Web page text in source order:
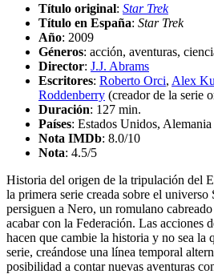
Título original: Star Trek
Título en España: Star Trek
Año: 2009
Géneros: acción, aventuras,
Director: J.J. Abrams
Escritores: Roberto Orci, Alex
Roddenberry (creador de la serie
Duración: 127 min.
Países: Estados Unidos, Alemania
Nota IMDb: 8.0/10
Nota: 4.5/5
Historia del origen de la tripulación del
la primera serie creada sobre el universo
persiguen a Nero, un romulano
acabar con la Federación. Las acciones
hacen que cambie la historia y no sea la
serie, creándose una línea temporal
posibilidad a contar nuevas aventuras